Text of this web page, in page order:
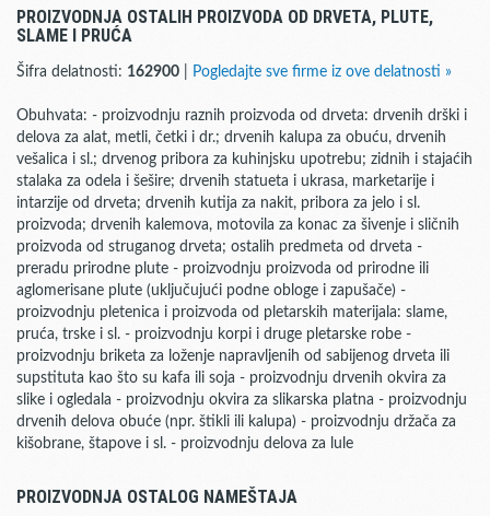
PROIZVODNJA OSTALIH PROIZVODA OD DRVETA, PLUTE,
SLAME I PRUĆA
Šifra delatnosti: 162900 Pogledajte sve firme iz ove delatnosti »
Obuhvata: - proizvodnju raznih proizvoda od drveta: drvenih drški i
delova za alat, metli, četki i dr.; drvenih kalupa za obuću, drvenih
vešalica i sl.; drvenog pribora za kuhinjsku upotrebu; zidnih i stajaćih
stalaka za odela i šešire; drvenih statueta i ukrasa, marketarije i
intarzije od drveta; drvenih kutija za nakit, pribora za jelo i sl.
proizvoda; drvenih kalemova, motovila za konac za šivenje i sličnih
proizvoda od struganog drveta; ostalih predmeta od drveta -
preradu prirodne plute - proizvodnju proizvoda od prirodne ili
aglomerisane plute (uključujući podne obloge i zapušače) -
proizvodnju pletenica i proizvoda od pletarskih materijala: slame,
pruća, trske i sl. - proizvodnju korpi i druge pletarske robe -
proizvodnju briketa za loženje napravljenih od sabijenog drveta ili
supstituta kao što su kafa ili soja - proizvodnju drvenih okvira za
slike i ogledala - proizvodnju okvira za slikarska platna - proizvodnju
drvenih delova obuće (npr. štikli ili kalupa) - proizvodnju držača za
kišobrane, štapove i sl. - proizvodnju delova za lule
PROIZVODNJA OSTALOG NAMEŠTAJA